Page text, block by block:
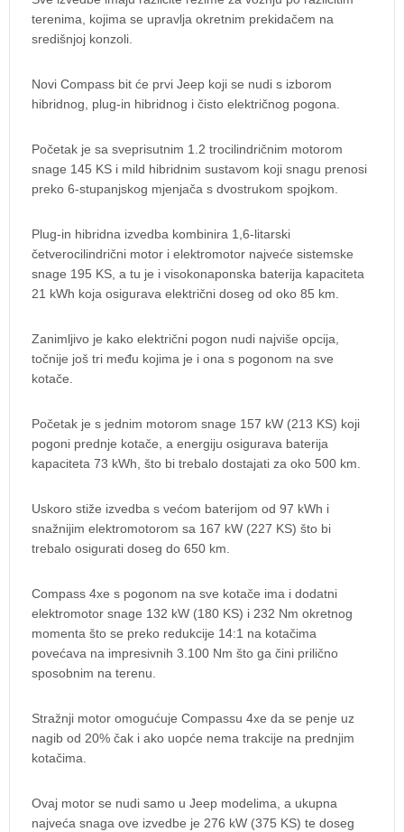
terenima, kojima se upravlja okretnim prekidačem na
središnjoj konzoli.
Novi Compass bit će prvi Jeep koji se nudi s izborom
hibridnog, plug-in hibridnog i čisto električnog pogona.
Početak je sa sveprisutnim 1.2 trocilindričnim motorom
snage 145 KS i mild hibridnim sustavom koji snagu prenosi
preko 6-stupanjskog mjenjača s dvostrukom spojkom.
Plug-in hibridna izvedba kombinira 1,6-litarski
četverocilindrični motor i elektromotor najveće sistemske
snage 195 KS, a tu je i visokonaponska baterija kapaciteta
21 kWh koja osigurava električni doseg od oko 85 km.
Zanimljivo je kako električni pogon nudi najviše opcija,
točnije još tri među kojima je i ona s pogonom na sve
kotače.
Početak je s jednim motorom snage 157 kW (213 KS) koji
pogoni prednje kotače, a energiju osigurava baterija
kapaciteta 73 kWh, što bi trebalo dostajati za oko 500 km.
Uskoro stiže izvedba s većom baterijom od 97 kWh i
snažnijim elektromotorom sa 167 kW (227 KS) što bi
trebalo osigurati doseg do 650 km.
Compass 4xe s pogonom na sve kotače ima i dodatni
elektromotor snage 132 kW (180 KS) i 232 Nm okretnog
momenta što se preko redukcije 14:1 na kotačima
povećava na impresivnih 3.100 Nm što ga čini prilično
sposobnim na terenu.
Stražnji motor omogućuje Compassu 4xe da se penje uz
nagib od 20% čak i ako uopće nema trakcije na prednjim
kotačima.
Ovaj motor se nudi samo u Jeep modelima, a ukupna
najveća snaga ove izvedbe je 276 kW (375 KS) te doseg